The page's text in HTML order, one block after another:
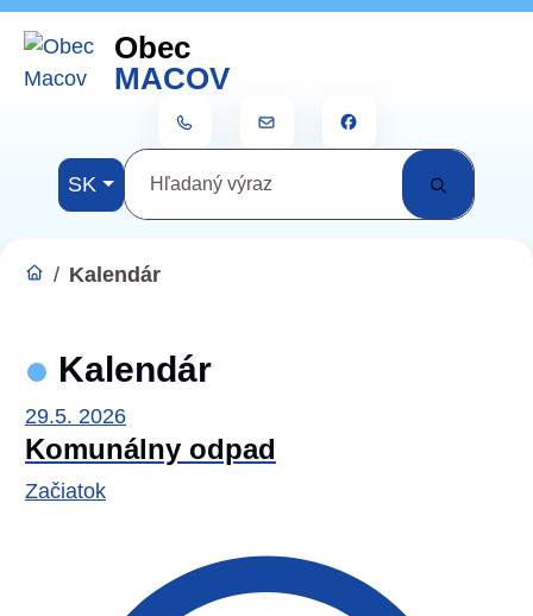
Rovno na obsah
Obec
MACOV
+421 911 420 201ocumacov@gmail.com
SK SlovenskyHľadaný výraz
/ Kalendár
Kalendár
29.5. 2026
Komunálny odpad
Začiatok